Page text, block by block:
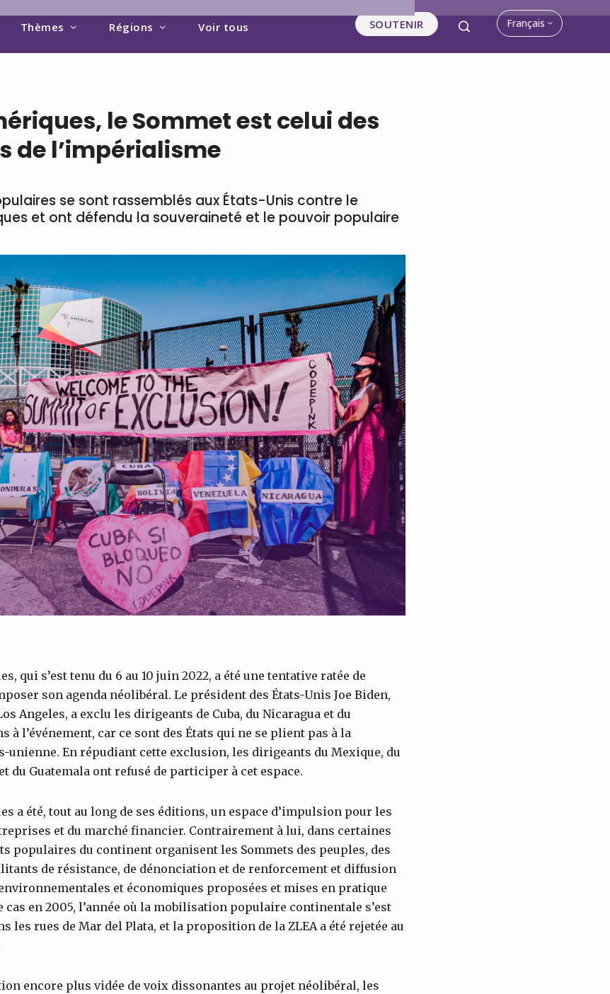
Thèmes Régions Voir tous SOUTENIR Français
le Sommet est celui des
de l’impérialisme
se sont rassemblés aux États-Unis contre le
et ont défendu la souveraineté et le pouvoir populaire
qui s’est tenu du 6 au 10 juin 2022, a été une tentative ratée de
son agenda néolibéral. Le président des États-Unis Joe Biden,
Angeles, a exclu les dirigeants de Cuba, du Nicaragua et du
à l’événement, car ce sont des États qui ne se plient pas à la
unienne. En répudiant cette exclusion, les dirigeants du Mexique, du
du Guatemala ont refusé de participer à cet espace.
a été, tout au long de ses éditions, un espace d’impulsion pour les
et du marché financier. Contrairement à lui, dans certaines
populaires du continent organisent les Sommets des peuples, des
de résistance, de dénonciation et de renforcement et diffusion
et économiques proposées et mises en pratique
cas en 2005, l’année où la mobilisation populaire continentale s’est
les rues de Mar del Plata, et la proposition de la ZLEA a été rejetée au
encore plus vidée de voix dissonantes au projet néolibéral, les